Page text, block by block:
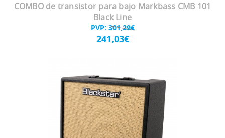
COMBO de transistor para bajo Markbass CMB 101
Black Line
PVP: 301,29€
241,03€